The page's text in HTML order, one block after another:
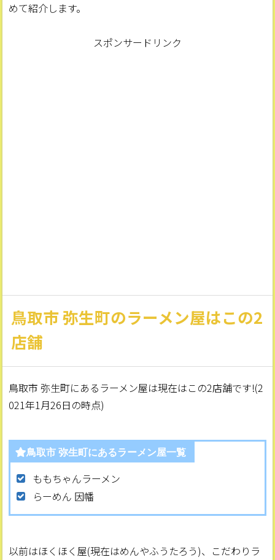
めて紹介します。
スポンサードリンク
鳥取市 弥生町のラーメン屋はこの2
店舗
鳥取市 弥生町にあるラーメン屋は現在はこの2店舗です!(2
021年1月26日の時点)
鳥取市 弥生町にあるラーメン屋一覧
ももちゃんラーメン
らーめん 因幡
以前はほくほく屋(現在はめんやふうたろう)、こだわりラ